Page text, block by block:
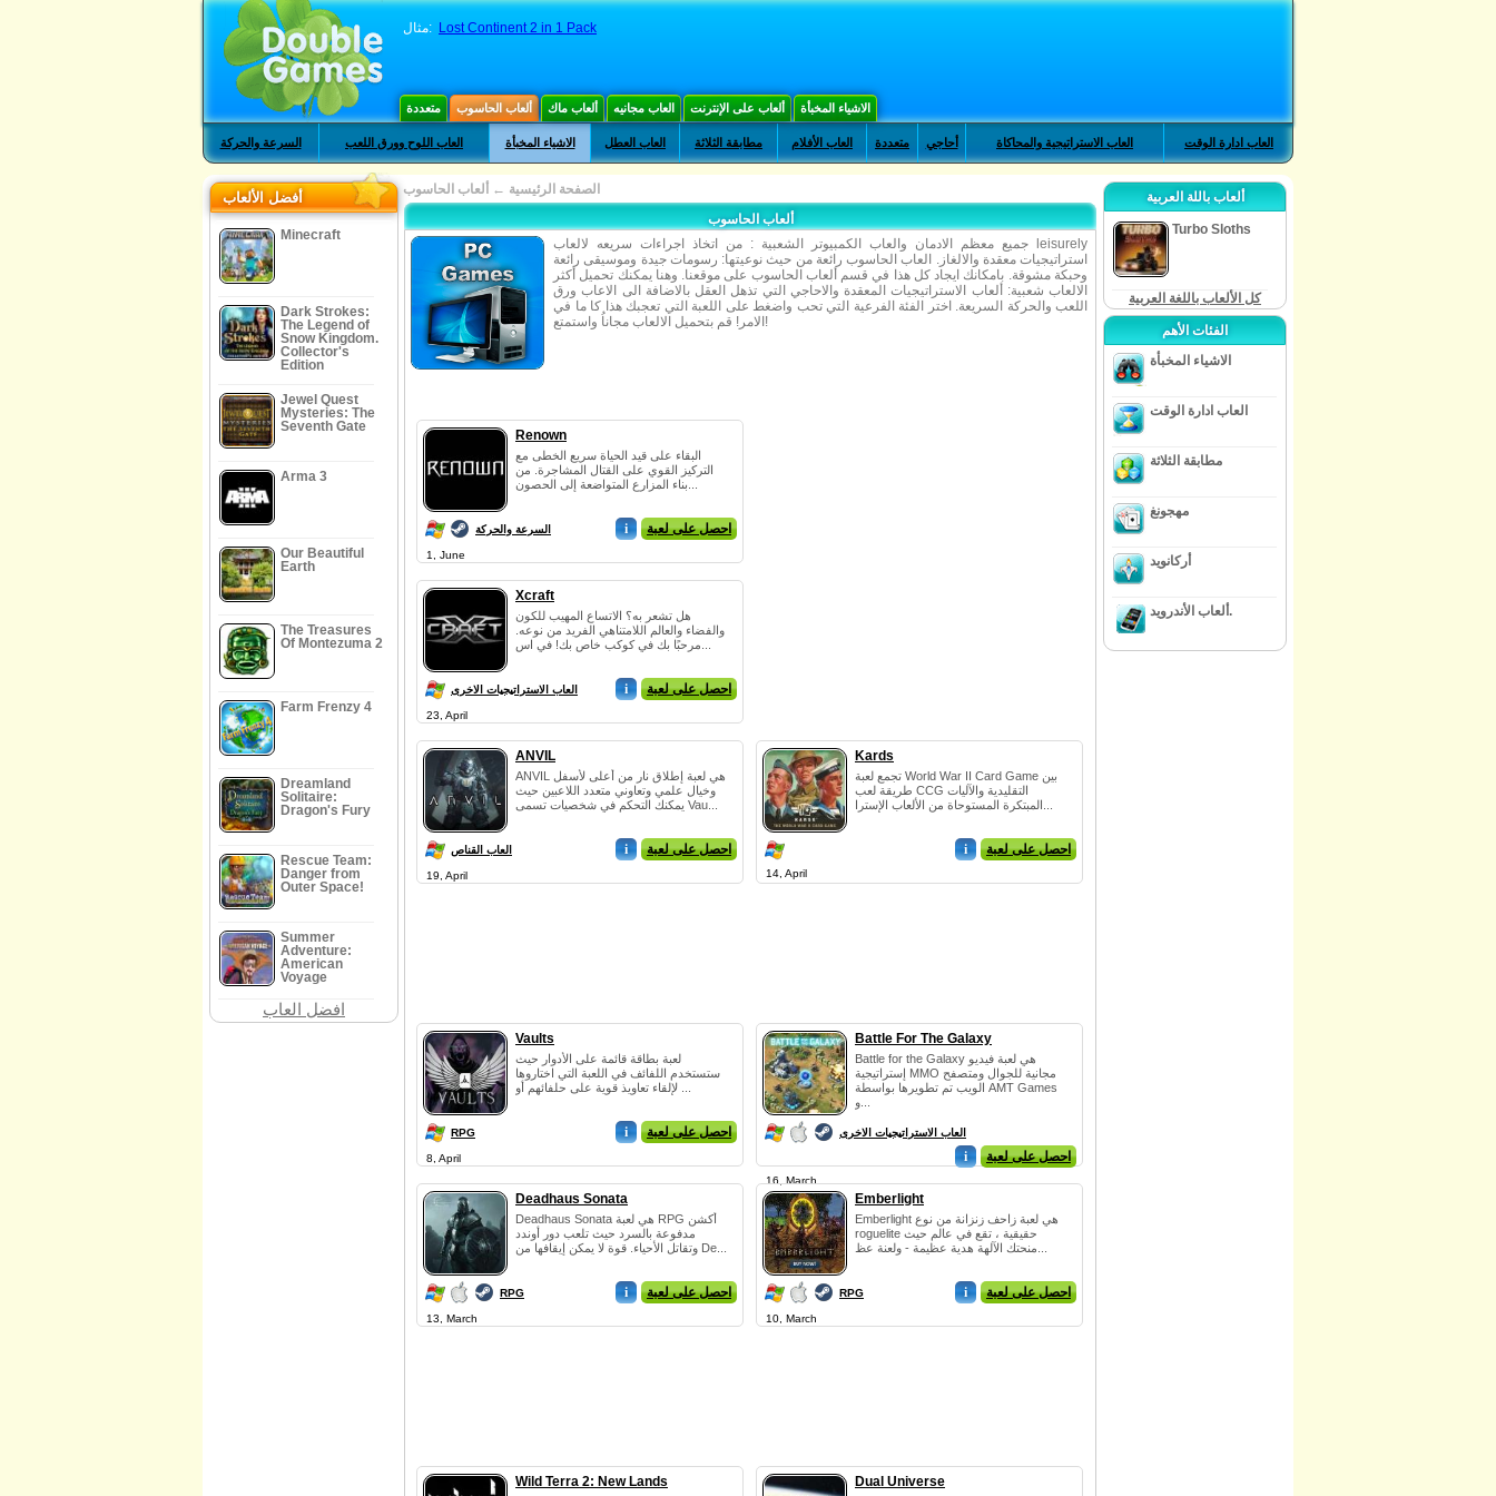
مثال: Lost Continent 2 in 1 Pack
متعددة ألعاب الحاسوب ألعاب ماك العاب مجانيه ألعاب على الإنترنت الاشياء المخبأة
السرعة والحركة العاب اللوح وورق اللعب الاشياء المخبأة العاب العطل مطابقة الثلاثة العاب الأفلام متعددة أحاجي العاب الاستراتيجية والمحاكاة العاب ادارة الوقت
أفضل الألعاب
Minecraft
Dark Strokes:
The Legend of
Snow Kingdom.
Collector's
Edition
Jewel Quest
Mysteries: The
Seventh Gate
Arma 3
Our Beautiful
Earth
The Treasures
Of Montezuma 2
Farm Frenzy 4
Dreamland
Solitaire:
Dragon's Fury
Rescue Team:
Danger from
Outer Space!
Summer
Adventure:
American
Voyage
افضل العاب
الصفحة الرئيسية ←
ألعاب الحاسوب
ألعاب الحاسوب
جميع معظم الادمان والعاب الكمبيوتر الشعبية : من اتخاذ اجراءات سريعه لالعاب leisurely
استراتيجيات معقدة والالغاز. العاب الحاسوب رائعة من حيث نوعيتها: رسومات جيدة وموسيقى رائعة
وحبكة مشوقة. بامكانك ايجاد كل هذا في قسم ألعاب الحاسوب على موقعنا. وهنا يمكنك تحميل أكثر
الالعاب شعبية: ألعاب الاستراتيجيات المعقدة والاحاجي التي تذهل العقل بالاضافة الى الاعاب ورق
اللعب والحركة السريعة. اختر الفئة الفرعية التي تحب واضغط على اللعبة التي تعجبك هذا كا ما في
الامر! قم بتحميل الالعاب مجاناُ واستمتع!
Renown
البقاء على قيد الحياة سريع الخطى مع
التركيز القوي على القتال المشاجرة. من
السرعة والحركة i احصل على لعبة
1, June
Xcraft
هل تشعر به؟ الاتساع المهيب للكون
والفضاء والعالم اللامتناهي الفريد من نوعه.
العاب الاستراتيجيات الاخرى i احصل على لعبة
23, April
ANVIL
ANVIL هي لعبة إطلاق نار من أعلى لأسفل
وخيال علمي وتعاوني متعدد اللاعبين حيث
يمكنك التحكم في شخصيات تسمى Vau...
العاب القناص i احصل على لعبة
19, April
Kards
تجمع لعبة World War II Card Game بين
طريقة لعب CCG التقليدية والآليات
i احصل على لعبة
14, April
Vaults
لعبة بطاقة قائمة على الأدوار حيث
ستستخدم اللفائف في اللعبة التي اختاروها
RPG i احصل على لعبة
8, April
Battle For The Galaxy
Battle for the Galaxy هي لعبة فيديو
إستراتيجية MMO مجانية للجوال ومتصفح
الويب تم تطويرها بواسطة AMT Games
العاب الاستراتيجيات الاخرى
i احصل على لعبة
16, March
Deadhaus Sonata
Deadhaus Sonata هي لعبة RPG أكشن
مدفوعة بالسرد حيث تلعب دور أوندد
وتقاتل الأحياء. قوة لا يمكن إيقافها من De...
RPG i احصل على لعبة
13, March
Emberlight
Emberlight هي لعبة زاحف زنزانة من نوع
roguelite حقيقية ، تقع في عالم حيث
RPG i احصل على لعبة
10, March
Wild Terra 2: New Lands Dual Universe
ألعاب باللة العربية
Turbo Sloths
كل الألعاب باللغة العربية
الفئات الأهم
الاشياء المخبأة
العاب ادارة الوقت
مطابقة الثلاثة
مهجونغ
أركانويد
ألعاب الأندرويد.